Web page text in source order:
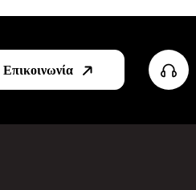
Επικοινωνία